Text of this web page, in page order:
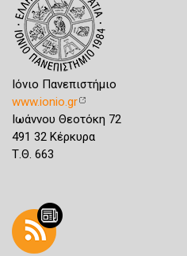
Ιόνιο Πανεπιστήμιο
www.ionio.gr
Ιωάννου Θεοτόκη 72
491 32 Κέρκυρα
Τ.Θ. 663